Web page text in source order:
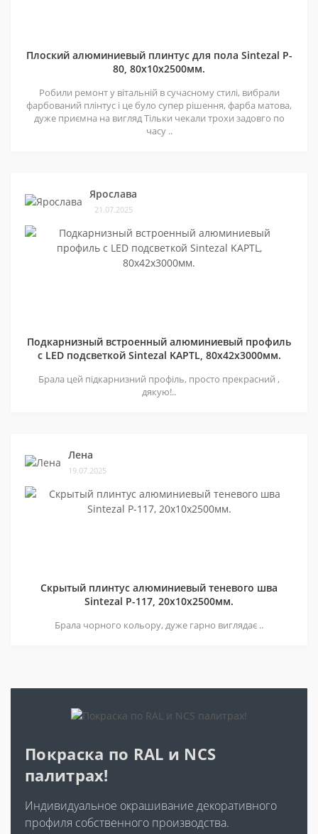
Плоский алюминиевый плинтус для пола Sintezal P-
80, 80х10х2500мм.
Робили ремонт у вітальній в сучасному стилі, вибрали
фарбований плінтус і це було супер рішення, фарба матова,
дуже приємна на вигляд Тільки чекали трохи задовго по
часу ..
Ярослава
21.07.2025
Подкарнизный встроенный алюминиевый профиль
с LED подсветкой Sintezal KAPTL, 80х42x3000мм.
Брала цей підкарнизний профіль, просто прекрасний ,
дякую!..
Лена
19.07.2025
Скрытый плинтус алюминиевый теневого шва
Sintezal P-117, 20х10х2500мм.
Брала чорного кольору, дуже гарно виглядає ..
Покраска по RAL и NCS
палитрах!
Индивидуальное окрашивание декоративного
профиля собственного производства.